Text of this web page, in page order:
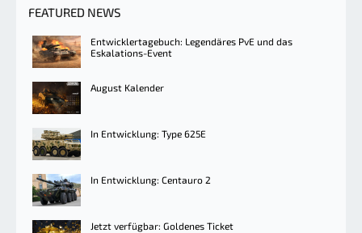
FEATURED NEWS
Entwicklertagebuch: Legendäres PvE und das
Eskalations-Event
August Kalender
In Entwicklung: Type 625E
In Entwicklung: Centauro 2
Jetzt verfügbar: Goldenes Ticket